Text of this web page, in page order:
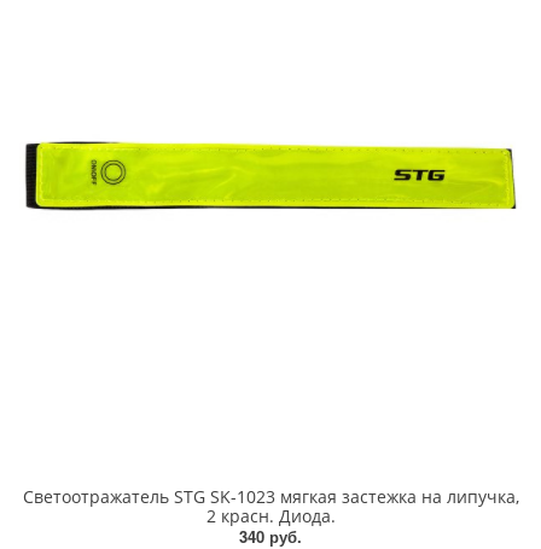
Светоотражатель STG SK-1023 мягкая застежка на липучка,
2 красн. Диода.
340 руб.